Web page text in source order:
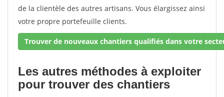
de la clientèle des autres artisans. Vous élargissez ainsi
votre propre portefeuille clients.
Trouver de nouveaux chantiers qualifiés dans votre
Les autres méthodes à exploiter
pour trouver des chantiers